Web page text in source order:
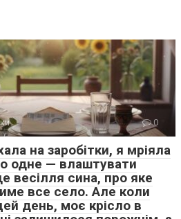
0
на заробітки, я мріяла
одне — влаштувати
весілля сина, про яке
все село. Але коли
день, моє крісло в